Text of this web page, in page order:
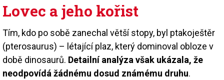
Lovec a jeho kořist
Tím, kdo po sobě zanechal větší stopy, byl ptakoještěr
(pterosaurus) – létající plaz, který dominoval obloze v
době dinosaurů. Detailní analýza však ukázala, že
neodpovídá žádnému dosud známému druhu.